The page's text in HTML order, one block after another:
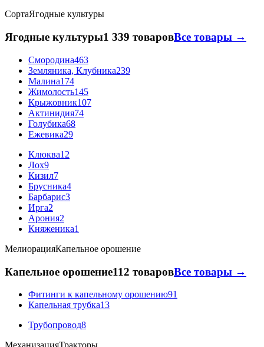
СортаЯгодные культуры
Ягодные культуры1 339 товаровВсе товары →
Смородина463
Земляника, Клубника239
Малина174
Жимолость145
Крыжовник107
Актинидия74
Голубика68
Ежевика29
Клюква12
Лох9
Кизил7
Брусника4
Барбарис3
Ирга2
Арония2
Княженика1
МелиорацияКапельное орошение
Капельное орошение112 товаровВсе товары →
Фитинги к капельному орошению91
Капельная трубка13
Трубопровод8